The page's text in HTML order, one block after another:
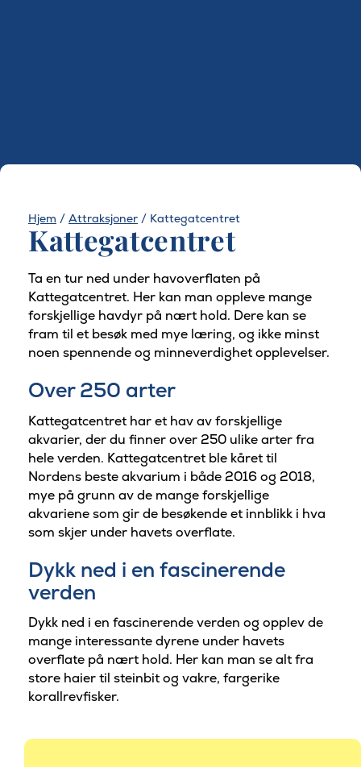
Hjem / Attraksjoner / Kattegatcentret
Kattegatcentret
Ta en tur ned under havoverflaten på
Kattegatcentret. Her kan man oppleve mange
forskjellige havdyr på nært hold. Dere kan se
fram til et besøk med mye læring, og ikke minst
noen spennende og minneverdighet opplevelser.
Over 250 arter
Kattegatcentret har et hav av forskjellige
akvarier, der du finner over 250 ulike arter fra
hele verden. Kattegatcentret ble kåret til
Nordens beste akvarium i både 2016 og 2018,
mye på grunn av de mange forskjellige
akvariene som gir de besøkende et innblikk i hva
som skjer under havets overflate.
Dykk ned i en fascinerende
verden
Dykk ned i en fascinerende verden og opplev de
mange interessante dyrene under havets
overflate på nært hold. Her kan man se alt fra
store haier til steinbit og vakre, fargerike
korallrevfisker.